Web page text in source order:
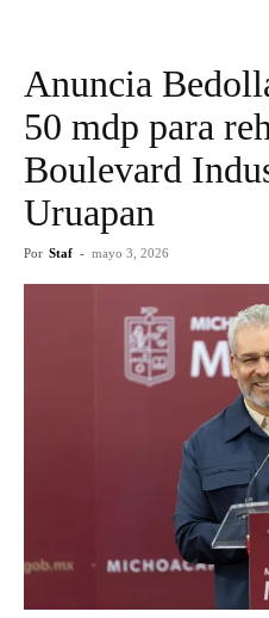
Anuncia
50 mdp para
Boulevard
Uruapan
Por Staf - mayo 3, 2026